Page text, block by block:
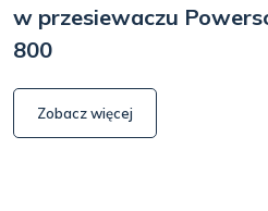
w przesiewaczu
800
Zobacz więcej